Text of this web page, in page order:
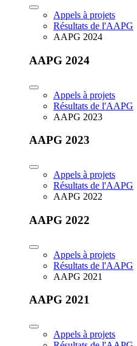
Appels à projets
Résultats de l'AAPG
AAPG 2024
AAPG 2024
Appels à projets
Résultats de l'AAPG
AAPG 2023
AAPG 2023
Appels à projets
Résultats de l'AAPG
AAPG 2022
AAPG 2022
Appels à projets
Résultats de l'AAPG
AAPG 2021
AAPG 2021
Appels à projets